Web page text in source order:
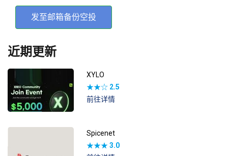
发至邮箱备份空投
近期更新
XYLO
★★☆ 2.5
前往详情
Spicenet
★★★3.0